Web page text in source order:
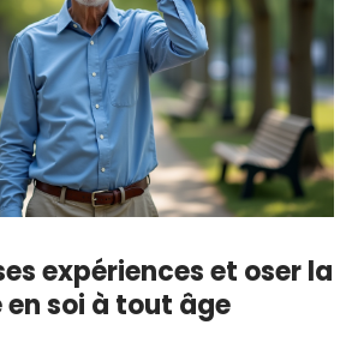
expériences et oser la
soi à tout âge